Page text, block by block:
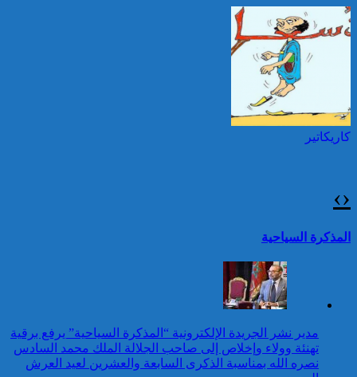
حرائق الغابات : الاتحاد
الأوروبي يعبئ إمكانياته
لدعم فرنسا والبرتغال
بالمناطق الحضرية خلال
العرش المجيد
برقية تهنئة إلى جلالة الملك
من رئيس إثيوبيا بمناسبة عيد
العرش المجيد
توقيف شخصين هددا شرطيا
بسكينين خلال محاولة سرقة ليلا
تقرير: 67,7% من الأشخاص في
وضعية إعاقة لم يبلغوا أي مستوى
كاريكاتير
كاريكاتير
‹
›
المذكرة السياحية
مدير نشر الجريدة الإلكترونية “المذكرة السياحية” يرفع برقية
تهنئة وولاء وإخلاص إلى صاحب الجلالة الملك محمد السادس
نصره الله بمناسبة الذكرى السابعة والعشرين لعيد العرش